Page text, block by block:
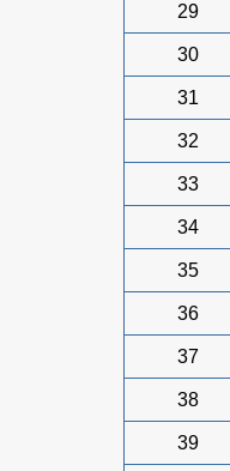
29
30
31
32
33
34
35
36
37
38
39